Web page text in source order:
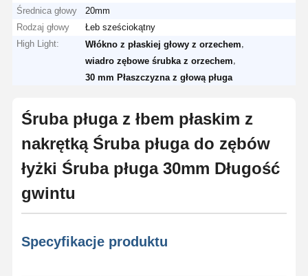
Średnica głowy
20mm
Rodzaj głowy
Łeb sześciokątny
High Light:
Włókno z płaskiej głowy z orzechem
wiadro zębowe śrubka z orzechem
30 mm Płaszczyzna z głową pługa
Śruba pługa z łbem płaskim z
nakrętką Śruba pługa do zębów
łyżki Śruba pługa 30mm Długość
gwintu
Specyfikacje produktu